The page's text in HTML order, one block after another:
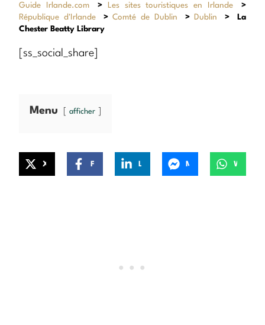
Guide Irlande.com > Les sites touristiques en Irlande
>
République d'Irlande
>Comté de Dublin > Dublin >
La
Chester Beatty Library
[ss_social_share]
Menu afficher